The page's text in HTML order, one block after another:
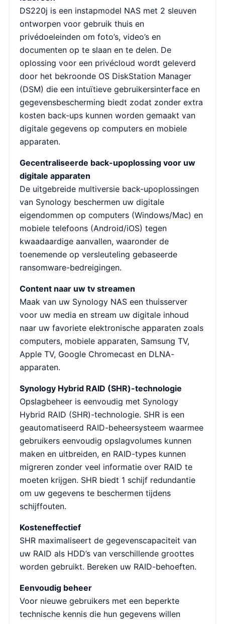
DS220j is een instapmodel NAS met 2 sleuven
ontworpen voor gebruik thuis en
privédoeleinden om foto’s, video’s en
documenten op te slaan en te delen. De
oplossing voor een privécloud wordt geleverd
door het bekroonde OS DiskStation Manager
(DSM) die een intuïtieve gebruikersinterface en
gegevensbescherming biedt zodat zonder extra
kosten back-ups kunnen worden gemaakt van
digitale gegevens op computers en mobiele
apparaten.
Gecentraliseerde back-upoplossing voor uw
digitale apparaten
De uitgebreide multiversie back-upoplossingen
van Synology beschermen uw digitale
eigendommen op computers (Windows/Mac) en
mobiele telefoons (Android/iOS) tegen
kwaadaardige aanvallen, waaronder de
toenemende op versleuteling gebaseerde
ransomware-bedreigingen.
Content naar uw tv streamen
Maak van uw Synology NAS een thuisserver
voor uw media en stream uw digitale inhoud
naar uw favoriete elektronische apparaten zoals
computers, mobiele apparaten, Samsung TV,
Apple TV, Google Chromecast en DLNA-
apparaten.
Synology Hybrid RAID (SHR)-technologie
Opslagbeheer is eenvoudig met Synology
Hybrid RAID (SHR)-technologie. SHR is een
geautomatiseerd RAID-beheersysteem waarmee
gebruikers eenvoudig opslagvolumes kunnen
maken en uitbreiden, en RAID-types kunnen
migreren zonder veel informatie over RAID te
moeten krijgen. SHR biedt 1 schijf redundantie
om uw gegevens te beschermen tijdens
schijffouten.
Kosteneffectief
SHR maximaliseert de gegevenscapaciteit van
uw RAID als HDD’s van verschillende groottes
worden gebruikt. Bereken uw RAID-behoeften.
Eenvoudig beheer
Voor nieuwe gebruikers met een beperkte
technische kennis die hun gegevens willen